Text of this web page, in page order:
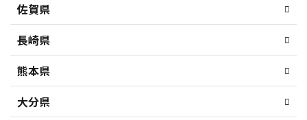
佐賀県
長崎県
熊本県
大分県